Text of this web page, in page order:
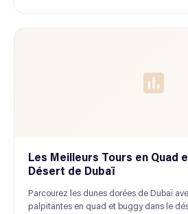
Les Meilleurs Tours en Quad
Désert de Dubaï
Parcourez les dunes dorées de Dubaï
palpitantes en quad et buggy dans le